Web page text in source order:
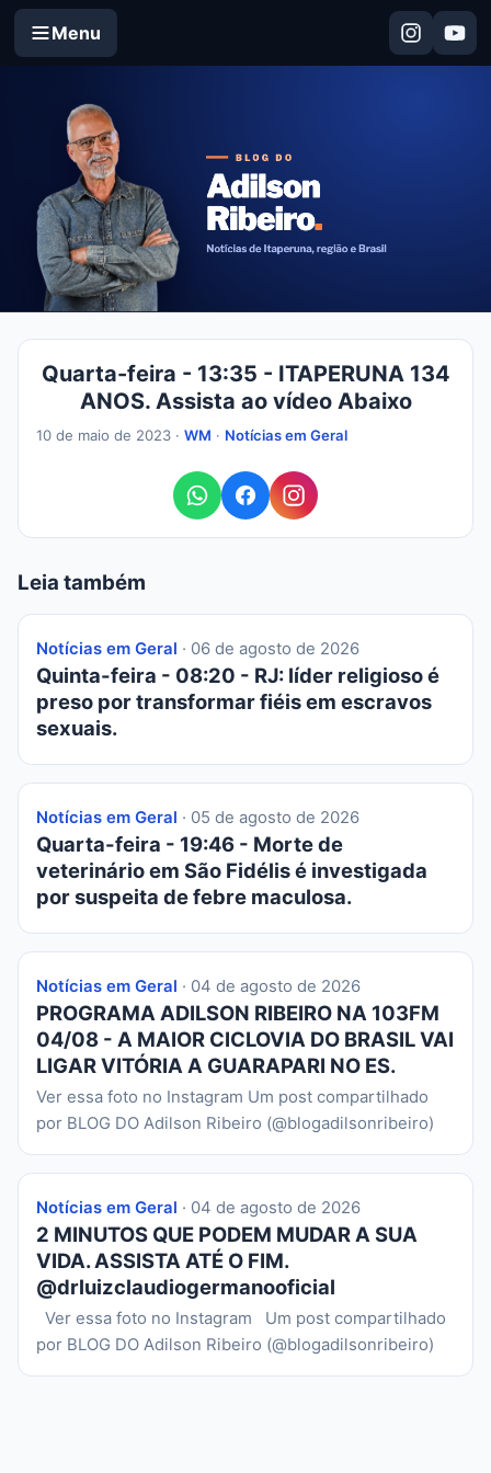
Menu
Quarta-feira - 13:35 - ITAPERUNA 134
ANOS. Assista ao vídeo Abaixo
10 de maio de 2023 · WM · Notícias em Geral
Leia também
Notícias em Geral · 06 de agosto de 2026
Quinta-feira - 08:20 - RJ: líder religioso é
preso por transformar fiéis em escravos
sexuais.
Notícias em Geral · 05 de agosto de 2026
Quarta-feira - 19:46 - Morte de
veterinário em São Fidélis é investigada
por suspeita de febre maculosa.
Notícias em Geral · 04 de agosto de 2026
PROGRAMA ADILSON RIBEIRO NA 103FM
04/08 - A MAIOR CICLOVIA DO BRASIL VAI
LIGAR VITÓRIA A GUARAPARI NO ES.
Ver essa foto no Instagram Um post compartilhado
por BLOG DO Adilson Ribeiro (@blogadilsonribeiro)
Notícias em Geral · 04 de agosto de 2026
2 MINUTOS QUE PODEM MUDAR A SUA
VIDA. ASSISTA ATÉ O FIM.
@drluizclaudiogermanooficial
Ver essa foto no Instagram Um post compartilhado
por BLOG DO Adilson Ribeiro (@blogadilsonribeiro)